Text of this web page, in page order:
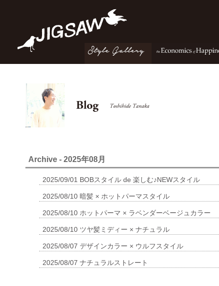
Archive - 2025年08月
2025/09/01 BOBスタイル de 楽しむ♪NEWスタイル
2025/08/10 暗髪 × ホットパーマスタイル
2025/08/10 ホットパーマ × ラベンダーベージュカラー
2025/08/10 ツヤ髪ミディー × ナチュラル
2025/08/07 デザインカラー × ウルフスタイル
2025/08/07 ナチュラルストレート